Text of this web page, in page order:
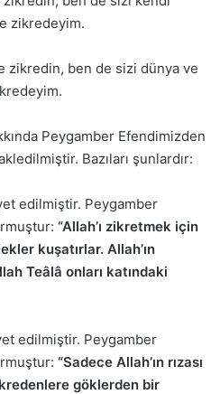
zikredeyim.
zikredin, ben de sizi dünya ve
Peygamber Efendimizden
Bazıları şunlardır:
edilmiştir. Peygamber
“Allah’ı zikretmek için
kuşatırlar. Allah’ın
Teâlâ onları katındaki
edilmiştir. Peygamber
“Sadece Allah’ın rızası
göklerden bir